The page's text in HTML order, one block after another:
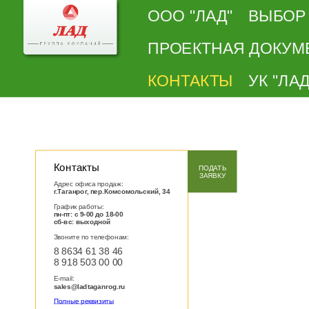
ООО "ЛАД" ВЫБОР
ПРОЕКТНАЯ
КОНТАКТЫ УК
Контакты
Адрес офиса продаж:
г.Таганрог, пер.Комсомольский, 34
График работы:
пн-пт: с 9-00 до 18-00
сб-вс: выходной
Звоните по телефонам:
8 8634 61 38 46
8 918 503 00 00
E-mail:
sales@ladtaganrog.ru
Полные реквизиты
ПОДАТЬ
ЗАЯВКУ